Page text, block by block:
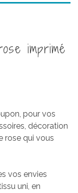
imprimé
pour vos
décoration
rose qui vous
vos envies
uni, en